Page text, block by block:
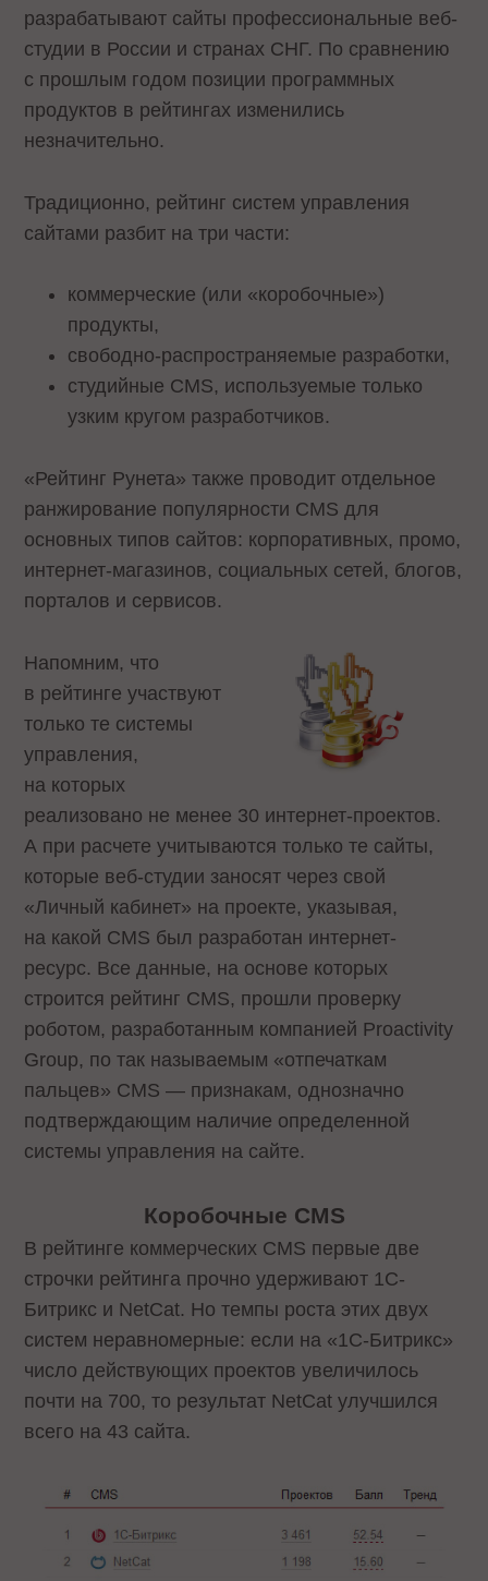
разрабатывают сайты профессиональные веб-
студии в России и странах СНГ. По сравнению
с прошлым годом позиции программных
продуктов в рейтингах изменились
незначительно.
Традиционно, рейтинг систем управления
сайтами разбит на три части:
коммерческие (или «коробочные»)
продукты,
свободно-распространяемые разработки,
студийные CMS, используемые только
узким кругом разработчиков.
«Рейтинг Рунета» также проводит отдельное
ранжирование популярности CMS для
основных типов сайтов: корпоративных, промо,
интернет-магазинов, социальных сетей, блогов,
порталов и сервисов.
Напомним, что
в рейтинге участвуют
только те системы
управления,
на которых
реализовано не менее 30 интернет-проектов.
А при расчете учитываются только те сайты,
которые веб-студии заносят через свой
«Личный кабинет» на проекте, указывая,
на какой CMS был разработан интернет-
ресурс. Все данные, на основе которых
строится рейтинг CMS, прошли проверку
роботом, разработанным компанией Proactivity
Group, по так называемым «отпечаткам
пальцев» CMS — признакам, однозначно
подтверждающим наличие определенной
системы управления на сайте.
Коробочные CMS
В рейтинге коммерческих CMS первые две
строчки рейтинга прочно удерживают 1C-
Битрикс и NetCat. Но темпы роста этих двух
систем неравномерные: если на «1С-Битрикс»
число действующих проектов увеличилось
почти на 700, то результат NetCat улучшился
всего на 43 сайта.